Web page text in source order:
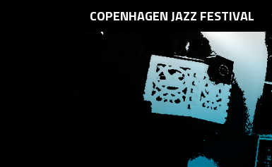
COPENHAGEN JAZZ FESTIVAL